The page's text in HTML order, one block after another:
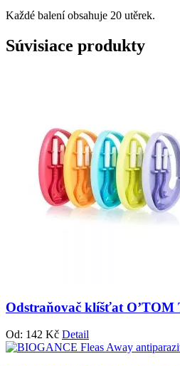
Každé balení obsahuje 20 utěrek.
Súvisiace produkty
Odstraňovač klíšťat O’TOM
Od: 142 Kč Detail